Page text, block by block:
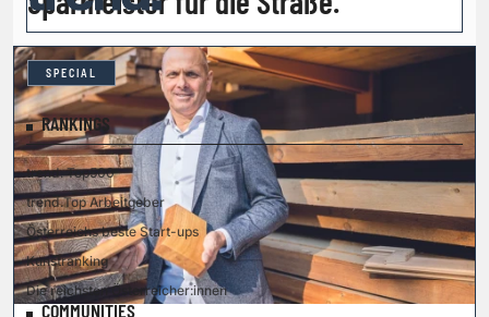
SPECIAL
RANKINGS
trend. Top500
trend.Top Arbeitgeber
Österreichs beste Start-ups
Kunstranking
Die reichsten Österreicher:innen
COMMUNITIES